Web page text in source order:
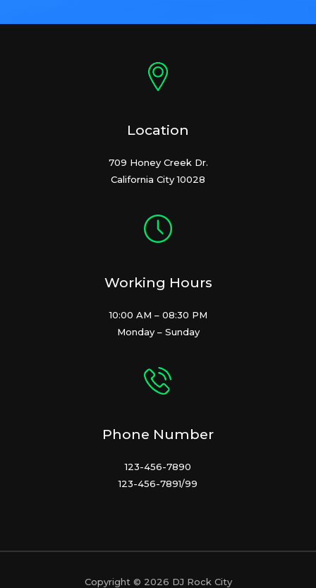
Location
709 Honey Creek Dr.
California City 10028
Working Hours
10:00 AM – 08:30 PM
Monday – Sunday
Phone Number
123-456-7890
123-456-7891/99
Copyright © 2026 DJ Rock City